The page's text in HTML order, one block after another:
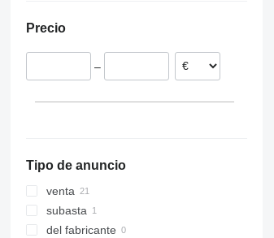
317
318
324
325
326
329
110
140X LC
8008
8010
8014
8016
ZL
FM
G-seriesFrancia
Precio
–
Tipo de anuncio
venta
subasta
del fabricante